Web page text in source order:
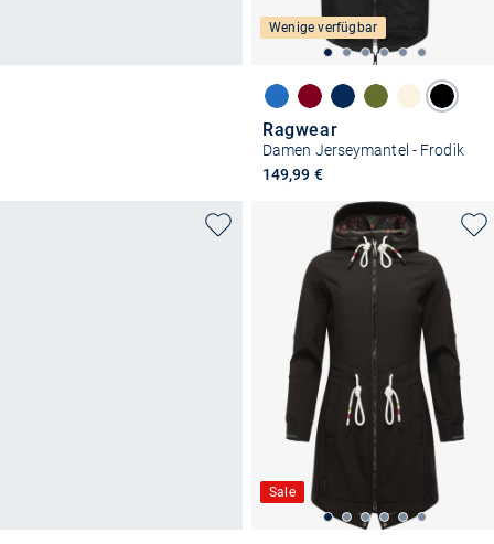
Wenige verfügbar
Ragwear
Damen Jerseymantel - Frodik
149,99 €
Sale